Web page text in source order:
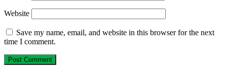
Website
Save my name, email, and website in this browser for the next
time I comment.